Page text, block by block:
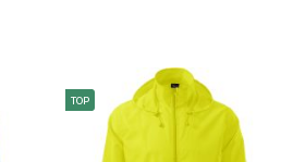
TOP